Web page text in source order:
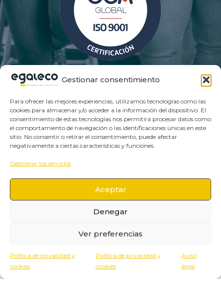
Gestionar consentimiento
Para ofrecer las mejores experiencias, utilizamos tecnologías como las
cookies para almacenar y/o acceder a la información del dispositivo. El
consentimiento de estas tecnologías nos permitirá procesar datos como
el comportamiento de navegación o las identificaciones únicas en este
sitio. No consentir o retirar el consentimiento, puede afectar
negativamente a ciertas características y funciones.
Gestionar los servicios
Aceptar
Denegar
Ver preferencias
Política de privacidad y
cookies
Política de privacidad y
cookies
Aviso
legal
Nuestra política de calidad
Política de Privacidad
Política de cookies
MARCAS BY EGALECO